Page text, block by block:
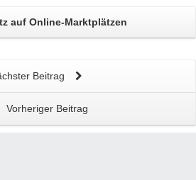
auf Online-Marktplätzen
Beitrag
Vorheriger Beitrag